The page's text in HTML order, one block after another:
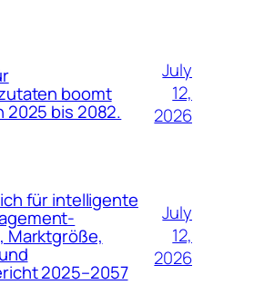
boomt
2025 bis 2082.
July
12,
2026
für intelligente
Marktgröße,
2025–2057
July
12,
2026